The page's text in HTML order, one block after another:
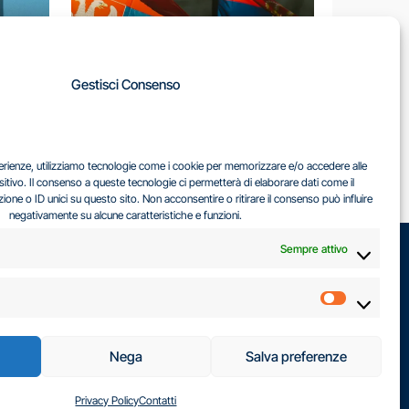
Gestisci Consenso
utilizziamo tecnologie come i cookie per memorizzare e/o accedere alle
Il consenso a queste tecnologie ci permetterà di elaborare dati come il
o ID unici su questo sito. Non acconsentire o ritirare il consenso può influire
negativamente su alcune caratteristiche e funzioni.
Sempre attivo
Nega Salva preferenze
Privacy PolicyContatti